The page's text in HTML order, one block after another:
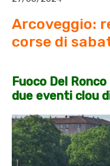
Arcoveggio:
corse di
Fuoco Del
due eventi clou